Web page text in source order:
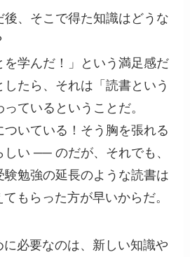
後、そこで得た知識はどうな
を学んだ！」という満足感だ
たら、それは「読書という
ているということだ。
いている！そう胸を張れる
い ── のだが、それでも、
験勉強の延長のような読書は
もらった方が早いからだ。
必要なのは、新しい知識や